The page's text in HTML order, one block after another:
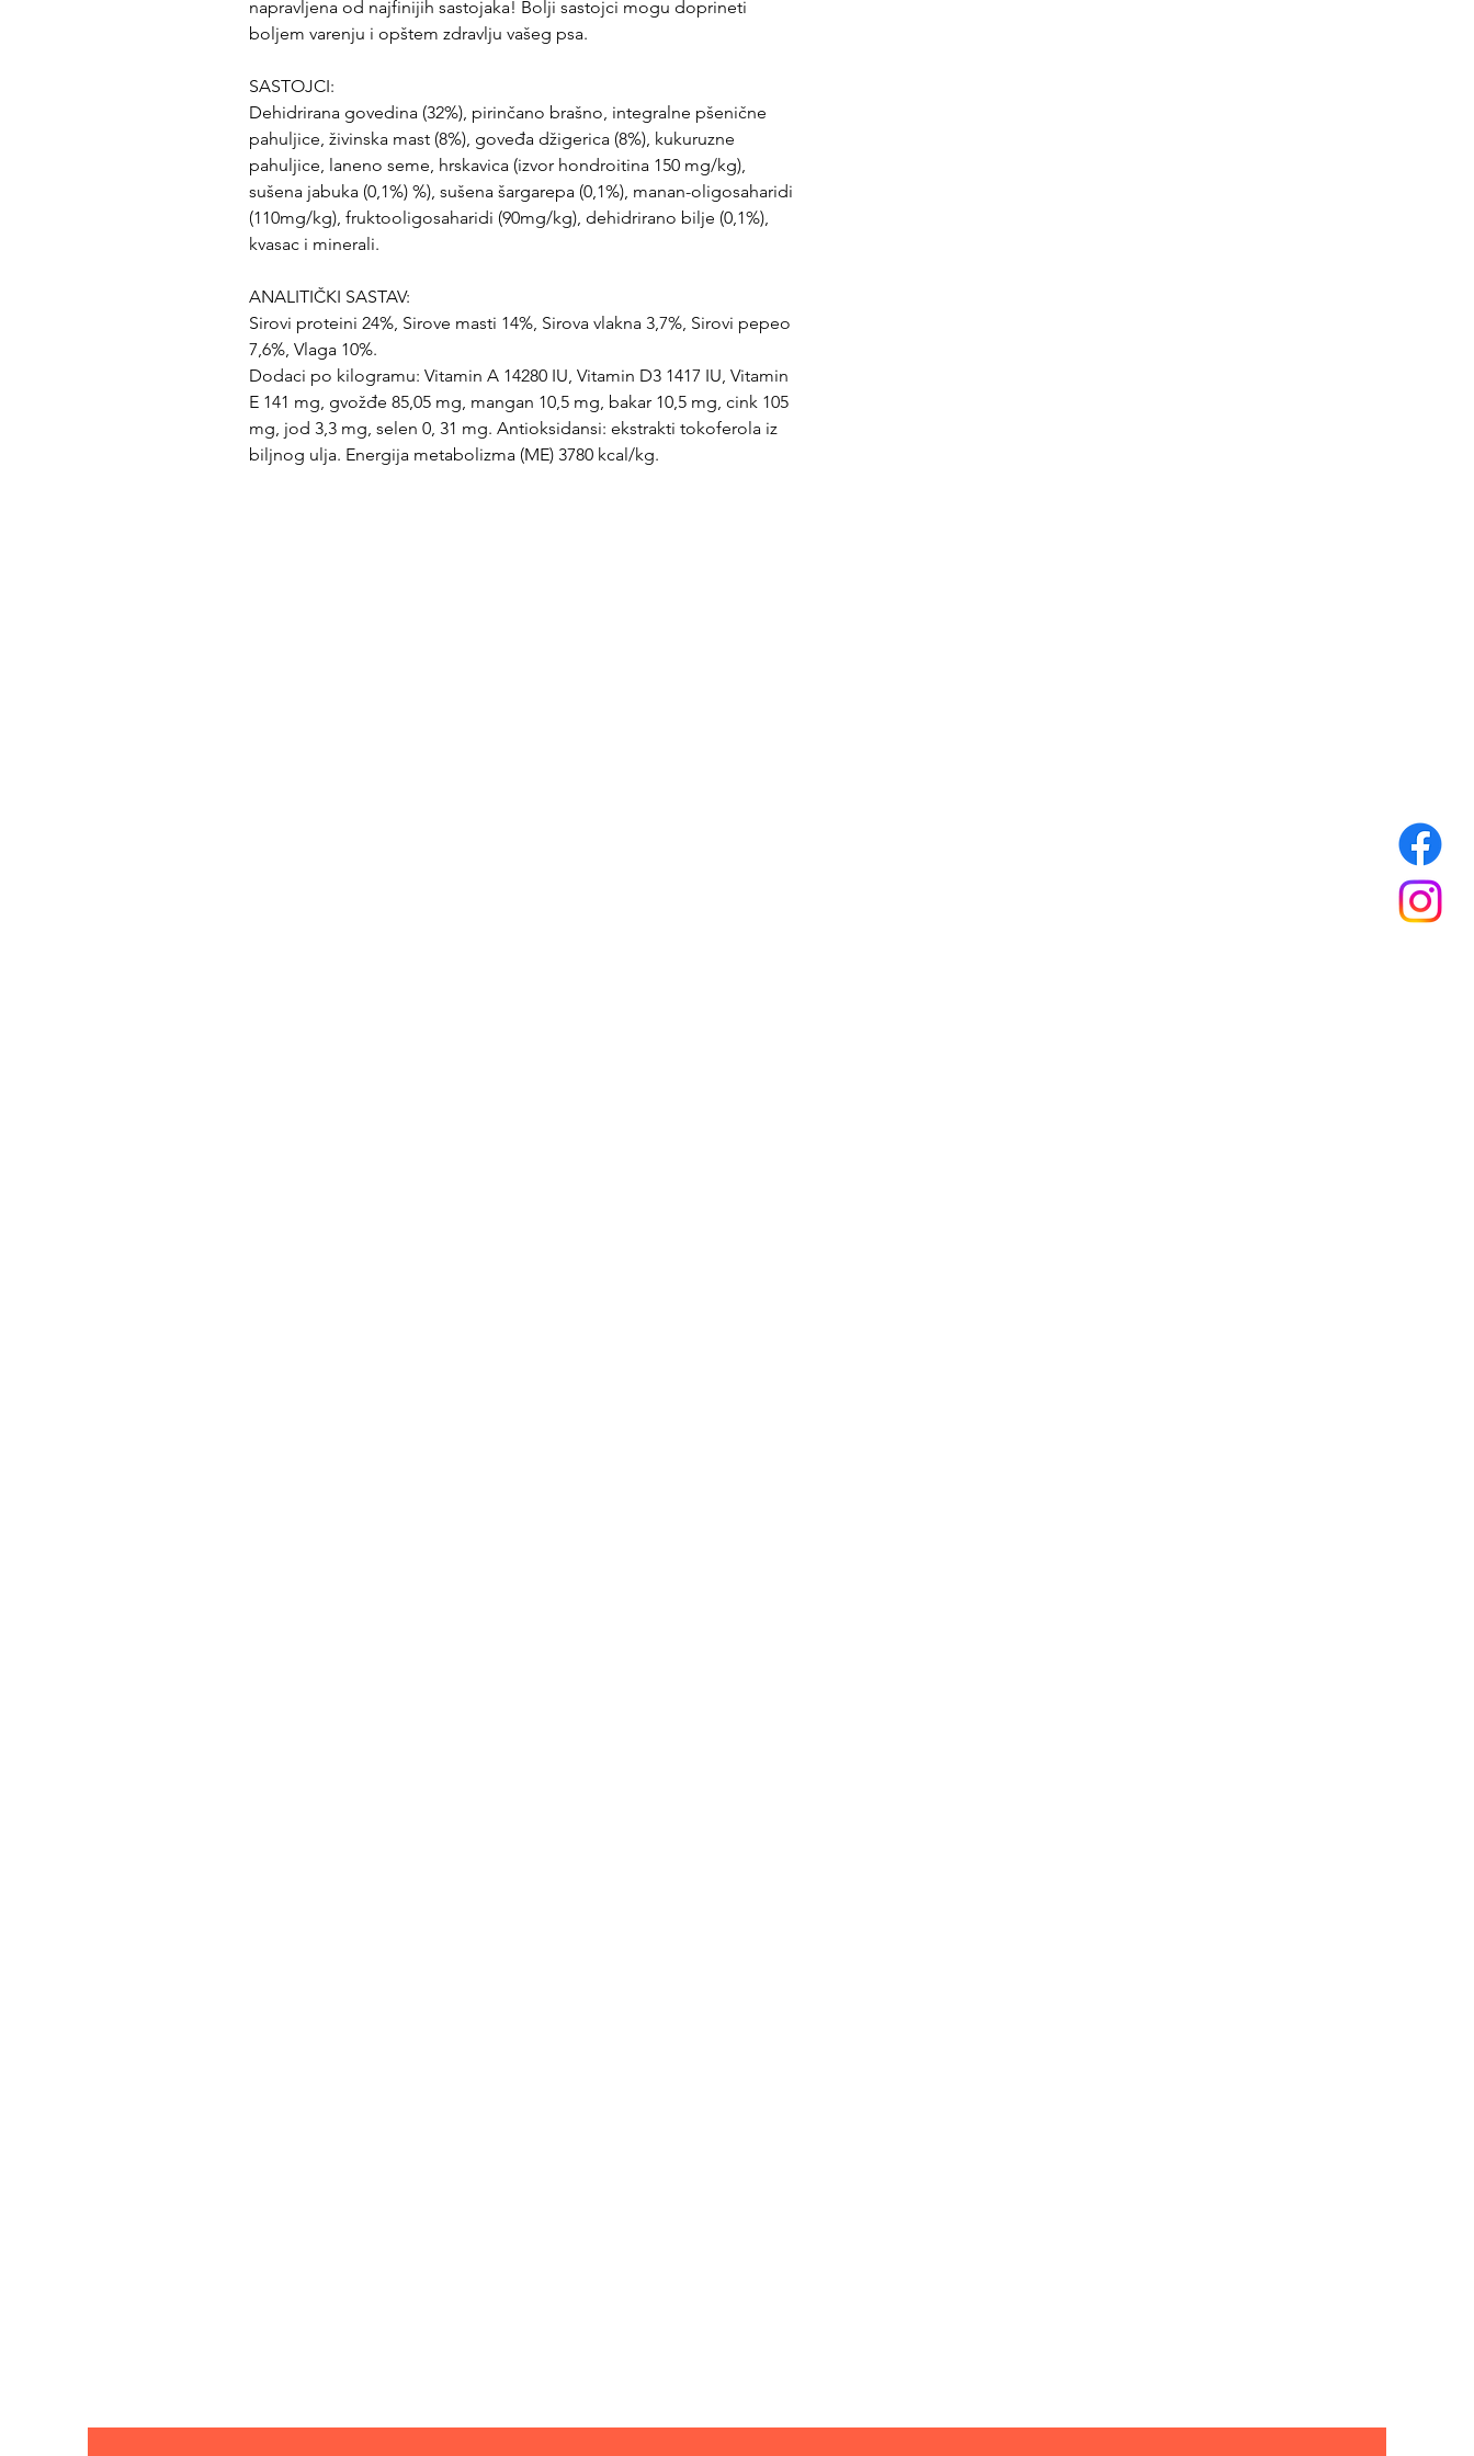
napravljena od najfinijih sastojaka! Bolji sastojci mogu doprineti
boljem varenju i opštem zdravlju vašeg psa.
SASTOJCI:
Dehidrirana govedina (32%), pirinčano brašno, integralne pšenične
pahuljice, živinska mast (8%), goveđa džigerica (8%), kukuruzne
pahuljice, laneno seme, hrskavica (izvor hondroitina 150 mg/kg),
sušena jabuka (0,1%) %), sušena šargarepa (0,1%), manan-oligosaharidi
(110mg/kg), fruktooligosaharidi (90mg/kg), dehidrirano bilje (0,1%),
kvasac i minerali.
ANALITIČKI SASTAV:
Sirovi proteini 24%, Sirove masti 14%, Sirova vlakna 3,7%, Sirovi pepeo
7,6%, Vlaga 10%.
Dodaci po kilogramu: Vitamin A 14280 IU, Vitamin D3 1417 IU, Vitamin
E 141 mg, gvožđe 85,05 mg, mangan 10,5 mg, bakar 10,5 mg, cink 105
mg, jod 3,3 mg, selen 0, 31 mg. Antioksidansi: ekstrakti tokoferola iz
biljnog ulja. Energija metabolizma (ME) 3780 kcal/kg.